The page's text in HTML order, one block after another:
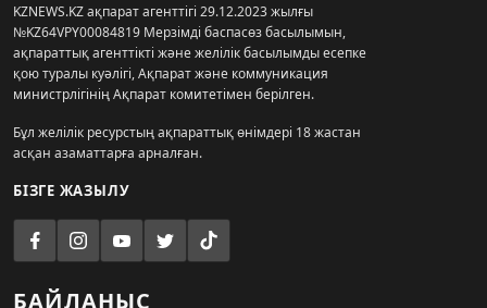
KZNEWS.KZ ақпарат агенттігі 29.12.2023 жылғы
№KZ64VPY00084819 Мерзімді баспасөз басылымын,
ақпараттық агенттікті және желілік басылымды есепке
қою туралы куәлігі, Ақпарат және коммуникация
министрлігінің Ақпарат комитетімен берілген.
Бұл желілік ресурстың ақпараттық өнімдері 18 жастан
асқан азаматтарға арналған.
БІЗГЕ ЖАЗЫЛУ
БАЙЛАНЫС